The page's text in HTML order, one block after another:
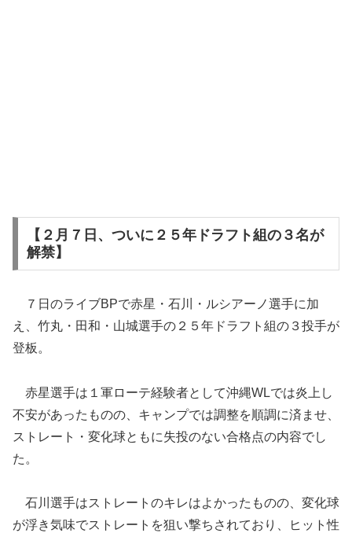
【２月７日、ついに２５年ドラフト組の３名が
解禁】
７日のライブBPで赤星・石川・ルシアーノ選手に加
え、竹丸・田和・山城選手の２５年ドラフト組の３投手が
登板。
赤星選手は１軍ローテ経験者として沖縄WLでは炎上し
不安があったものの、キャンプでは調整を順調に済ませ、
ストレート・変化球ともに失投のない合格点の内容でし
た。
石川選手はストレートのキレはよかったものの、変化球
が浮き気味でストレートを狙い撃ちされており、ヒット性